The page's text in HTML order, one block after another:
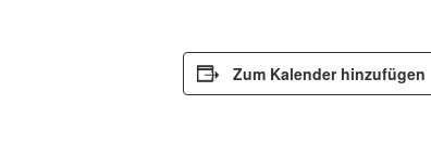
Zum Kalender hinzufügen